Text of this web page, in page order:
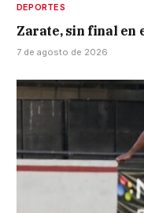
DEPORTES
Zarate, sin final en
7 de agosto de 2026